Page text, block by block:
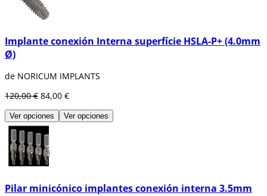
Implante conexión Interna superfície HSLA-P+ (4.0mm
Ø)
de NORICUM IMPLANTS
120,00 € 84,00 €
Ver opciones Ver opciones
Pilar minicónico implantes conexión interna 3.5mm